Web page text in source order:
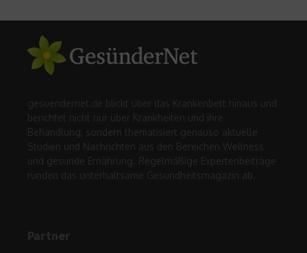
gesuendernet.de blickt über das Krankenbett hinaus und
berichtet nicht nur über Krankheiten und ihre
Behandlung, sondern thematisiert genauso aktuelle
Studien und Nachrichten aus den Bereichen Wellness
und gesunde Ernährung. Regelmäßige Expertenbeiträge
runden das unterhaltsame Gesundheitsmagazin ab.
Partner